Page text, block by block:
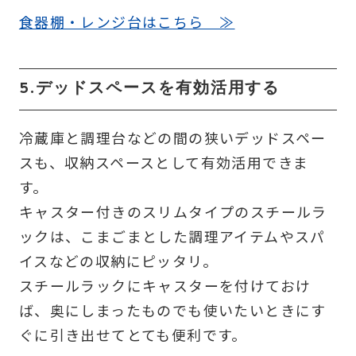
食器棚・レンジ台はこちら ≫
5.デッドスペースを有効活用する
冷蔵庫と調理台などの間の狭いデッドスペー
スも、収納スペースとして有効活用できま
す。
キャスター付きのスリムタイプのスチールラ
ックは、こまごまとした調理アイテムやスパ
イスなどの収納にピッタリ。
スチールラックにキャスターを付けておけ
ば、奥にしまったものでも使いたいときにす
ぐに引き出せてとても便利です。